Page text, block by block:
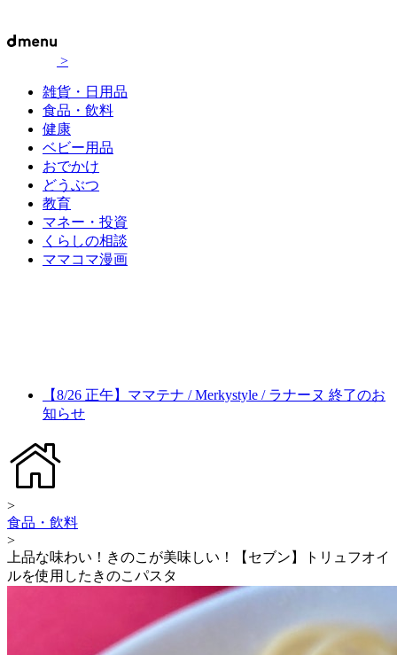
>
雑貨・日用品
食品・飲料
健康
ベビー用品
おでかけ
どうぶつ
教育
マネー・投資
くらしの相談
ママコマ漫画
【8/26 正午】ママテナ / Merkystyle / ラナーヌ 終了のお
知らせ
>
食品・飲料
>
上品な味わい！きのこが美味しい！【セブン】トリュフオイ
ルを使用したきのこパスタ